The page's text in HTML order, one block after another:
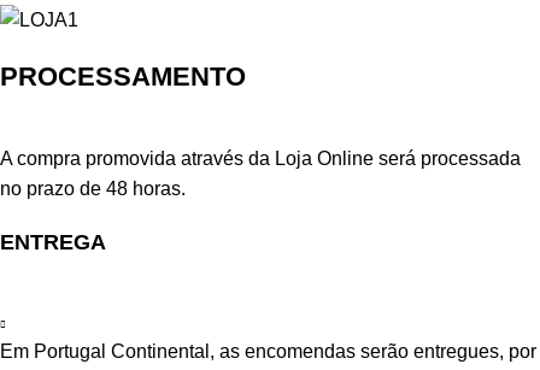
PROCESSAMENTO
A compra promovida através da Loja Online será processada
no prazo de 48 horas.
ENTREGA
Em Portugal Continental, as encomendas serão entregues, por